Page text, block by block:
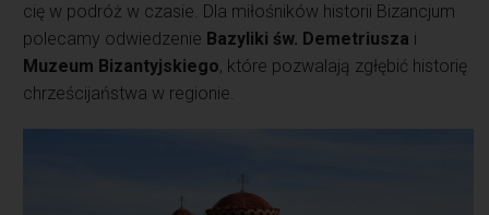
cię w podróż w czasie. Dla miłośników historii Bizancjum
polecamy odwiedzenie Bazyliki św. Demetriusza i
Muzeum Bizantyjskiego, które pozwalają zgłębić historię
chrześcijaństwa w regionie.